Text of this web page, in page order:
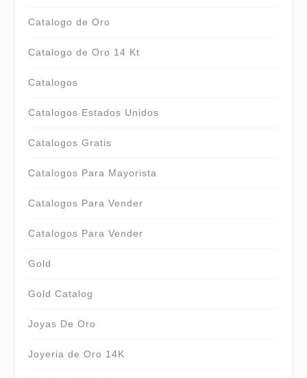
Catalogo de Oro
Catalogo de Oro 14 Kt
Catalogos
Catalogos Estados Unidos
Catalogos Gratis
Catalogos Para Mayorista
Catalogos Para Vender
Catalogos Para Vender
Gold
Gold Catalog
Joyas De Oro
Joyeria de Oro 14K